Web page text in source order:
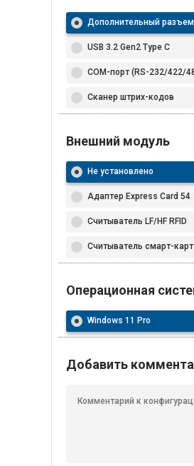
Дополнительный разъем
USB 3.2 Gen2 Type C
COM-порт (RS-232/422/
Сканер штрих-кодов
Внешний модуль
Не установлено
Адаптер Express Card 54
Считыватель LF/HF RFID
Считыватель смарт-
Операционная
Windows 11 Pro
Добавить